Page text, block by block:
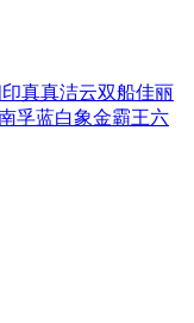
真真洁云双船佳丽
孚蓝白象金霸王六